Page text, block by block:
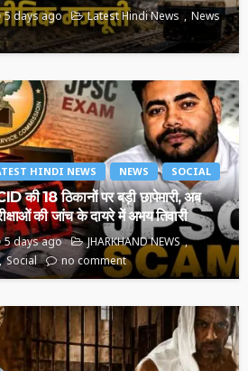
5 days ago Latest Hindi News
News
HINDI NEWS NEWS SOCIAL
18 ठिकानों पर बड़ी छापेमारी, अब
की जांच के दायरे में अभय तिवारी
5 days ago
JHARKHAND NEWS
Social no comment